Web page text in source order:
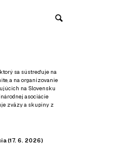
sa sústreďuje na
a na organizovanie
na Slovensku
asociácie
zväzy a skupiny z
(17. 6. 2026)